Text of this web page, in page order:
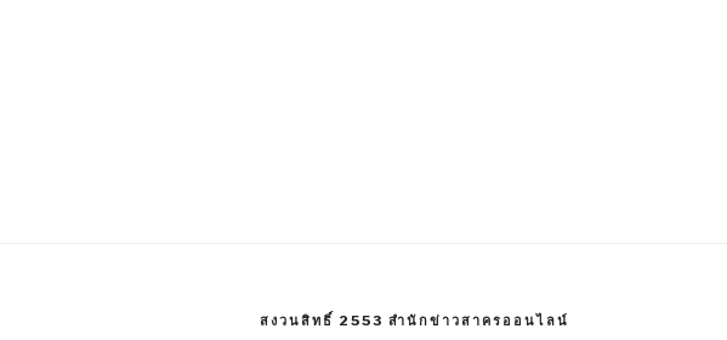
สงวนสิทธิ์ 2553 สำนักข่าวสาครออนไลน์